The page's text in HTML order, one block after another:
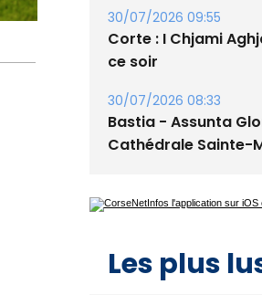
30/07/2026 09:55
Corte : I Chjami
ce soir
30/07/2026 08:33
Bastia - Assunta
Cathédrale Sainte-
Les plus